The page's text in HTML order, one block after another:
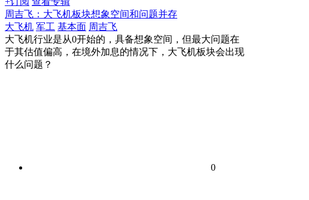
周吉飞：大飞机板块想象空间和问题并存
大飞机 军工 基本面 周吉飞
大飞机行业是从0开始的，具备想象空间，但最大问题在
于其估值偏高，在境外加息的情况下，大飞机板块会出现
什么问题？
0